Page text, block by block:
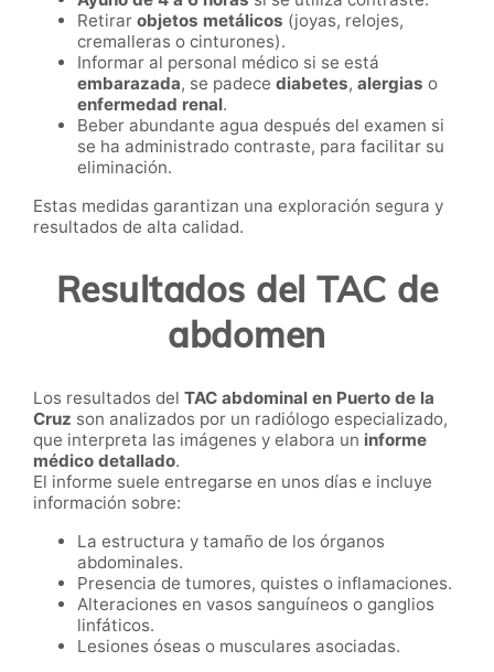
Retirar objetos metálicos (joyas, relojes,
cremalleras o cinturones).
Informar al personal médico si se está
embarazada, se padece diabetes, alergias o
enfermedad renal.
Beber abundante agua después del examen si
se ha administrado contraste, para facilitar su
eliminación.
Estas medidas garantizan una exploración segura y
resultados de alta calidad.
Resultados del TAC de
abdomen
Los resultados del TAC abdominal en Puerto de la
Cruz son analizados por un radiólogo especializado,
que interpreta las imágenes y elabora un informe
médico detallado.
El informe suele entregarse en unos días e incluye
información sobre:
La estructura y tamaño de los órganos
abdominales.
Presencia de tumores, quistes o inflamaciones.
Alteraciones en vasos sanguíneos o ganglios
linfáticos.
Lesiones óseas o musculares asociadas.